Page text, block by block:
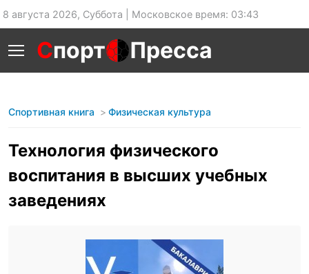
8 августа 2026, Суббота | Московское время: 03:43
Спорт Пресса
Спортивная книга Физическая культура
Технология физического
воспитания в высших учебных
заведениях